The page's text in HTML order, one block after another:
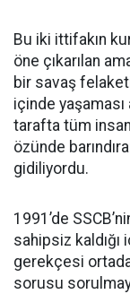
Bu iki ittifakın
öne çıkarılan
bir savaş felaketi
içinde
tarafta tüm
özünde
gidiliyordu.
1991’de
sahipsiz kaldığı
gerekçesi
sorusu